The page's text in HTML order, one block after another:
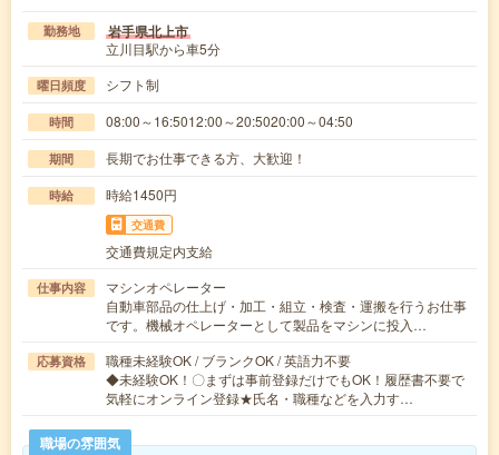
勤務地 岩手県北上市
立川目駅から車5分
曜日頻度 シフト制
時間 08:00～16:5012:00～20:5020:00～04:50
期間 長期でお仕事できる方、大歓迎！
時給 時給1450円
交通費
交通費規定内支給
仕事内容
マシンオペレーター
自動車部品の仕上げ・加工・組立・検査・運搬を行うお仕事
です。機械オペレーターとして製品をマシンに投入…
応募資格
職種未経験OK / ブランクOK / 英語力不要
◆未経験OK！〇まずは事前登録だけでもOK！履歴書不要で
気軽にオンライン登録★氏名・職種などを入力す…
職場の雰囲気